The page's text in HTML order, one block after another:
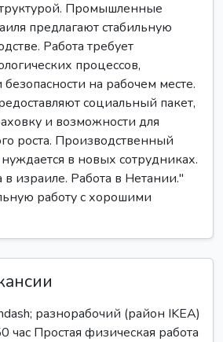
Промышленные
предлагают стабильную
Работа требует
процессов,
на рабочем месте.
социальный пакет,
и возможности для
роста. Производственный
в новых сотрудниках.
израиле. Работа в Нетании."
работу с хорошими
разнорабочий (район IKEA)
час Простая физическая работа